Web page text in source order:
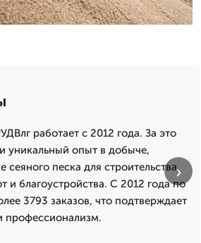
работает с 2012 года. За это
уникальный опыт в добыче,
сеяного песка для строительства,
и благоустройства. С 2012 года по
3793 заказов, что подтверждает
профессионализм.
›